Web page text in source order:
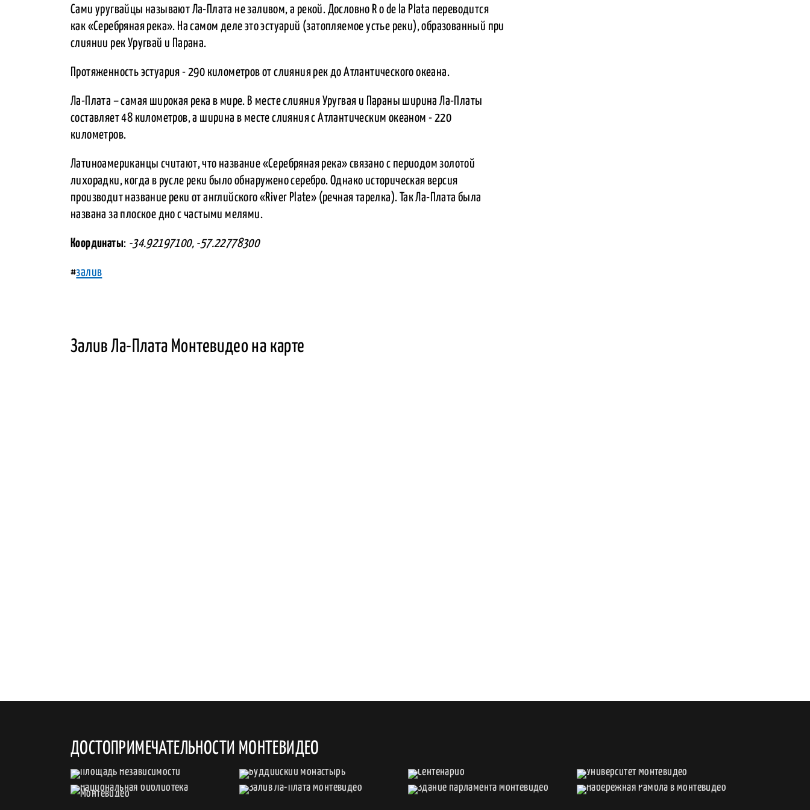
Сами уругвайцы называют Ла-Плата не заливом, а рекой. Дословно R o de la Plata переводится
как «Серебряная река». На самом деле это эстуарий (затопляемое устье реки), образованный при
слиянии рек Уругвай и Парана.
Протяженность эстуария - 290 километров от слияния рек до Атлантического океана.
Ла-Плата – самая широкая река в мире. В месте слияния Уругвая и Параны ширина Ла-Платы
составляет 48 километров, а ширина в месте слияния с Атлантическим океаном - 220
километров.
Латиноамериканцы считают, что название «Серебряная река» связано с периодом золотой
лихорадки, когда в русле реки было обнаружено серебро. Однако историческая версия
производит название реки от английского «River Plate» (речная тарелка). Так Ла-Плата была
названа за плоское дно с частыми мелями.
Координаты: -34.92197100, -57.22778300
#залив
Залив Ла-Плата Монтевидео на карте
ДОСТОПРИМЕЧАТЕЛЬНОСТИ МОНТЕВИДЕО